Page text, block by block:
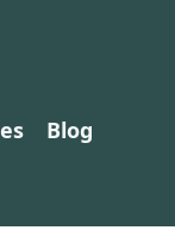
Blog